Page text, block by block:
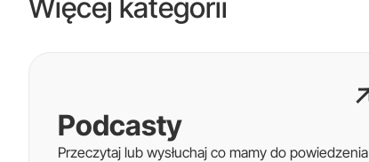
Więcej kategorii
Podcasty
Przeczytaj lub wysłuchaj co mamy do powiedzenia